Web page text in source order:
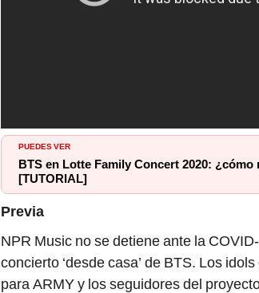
PUEDES VER
BTS en Lotte Family Concert 2020:
[TUTORIAL]
Previa
NPR Music no se detiene ante la
concierto ‘desde casa’ de BTS. Los idols
para ARMY y los seguidores del